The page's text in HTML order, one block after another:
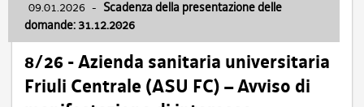
09.01.2026 - Scadenza della presentazione delle
domande: 31.12.2026
8/26 - Azienda sanitaria universitaria
Friuli Centrale (ASU FC) – Avviso di